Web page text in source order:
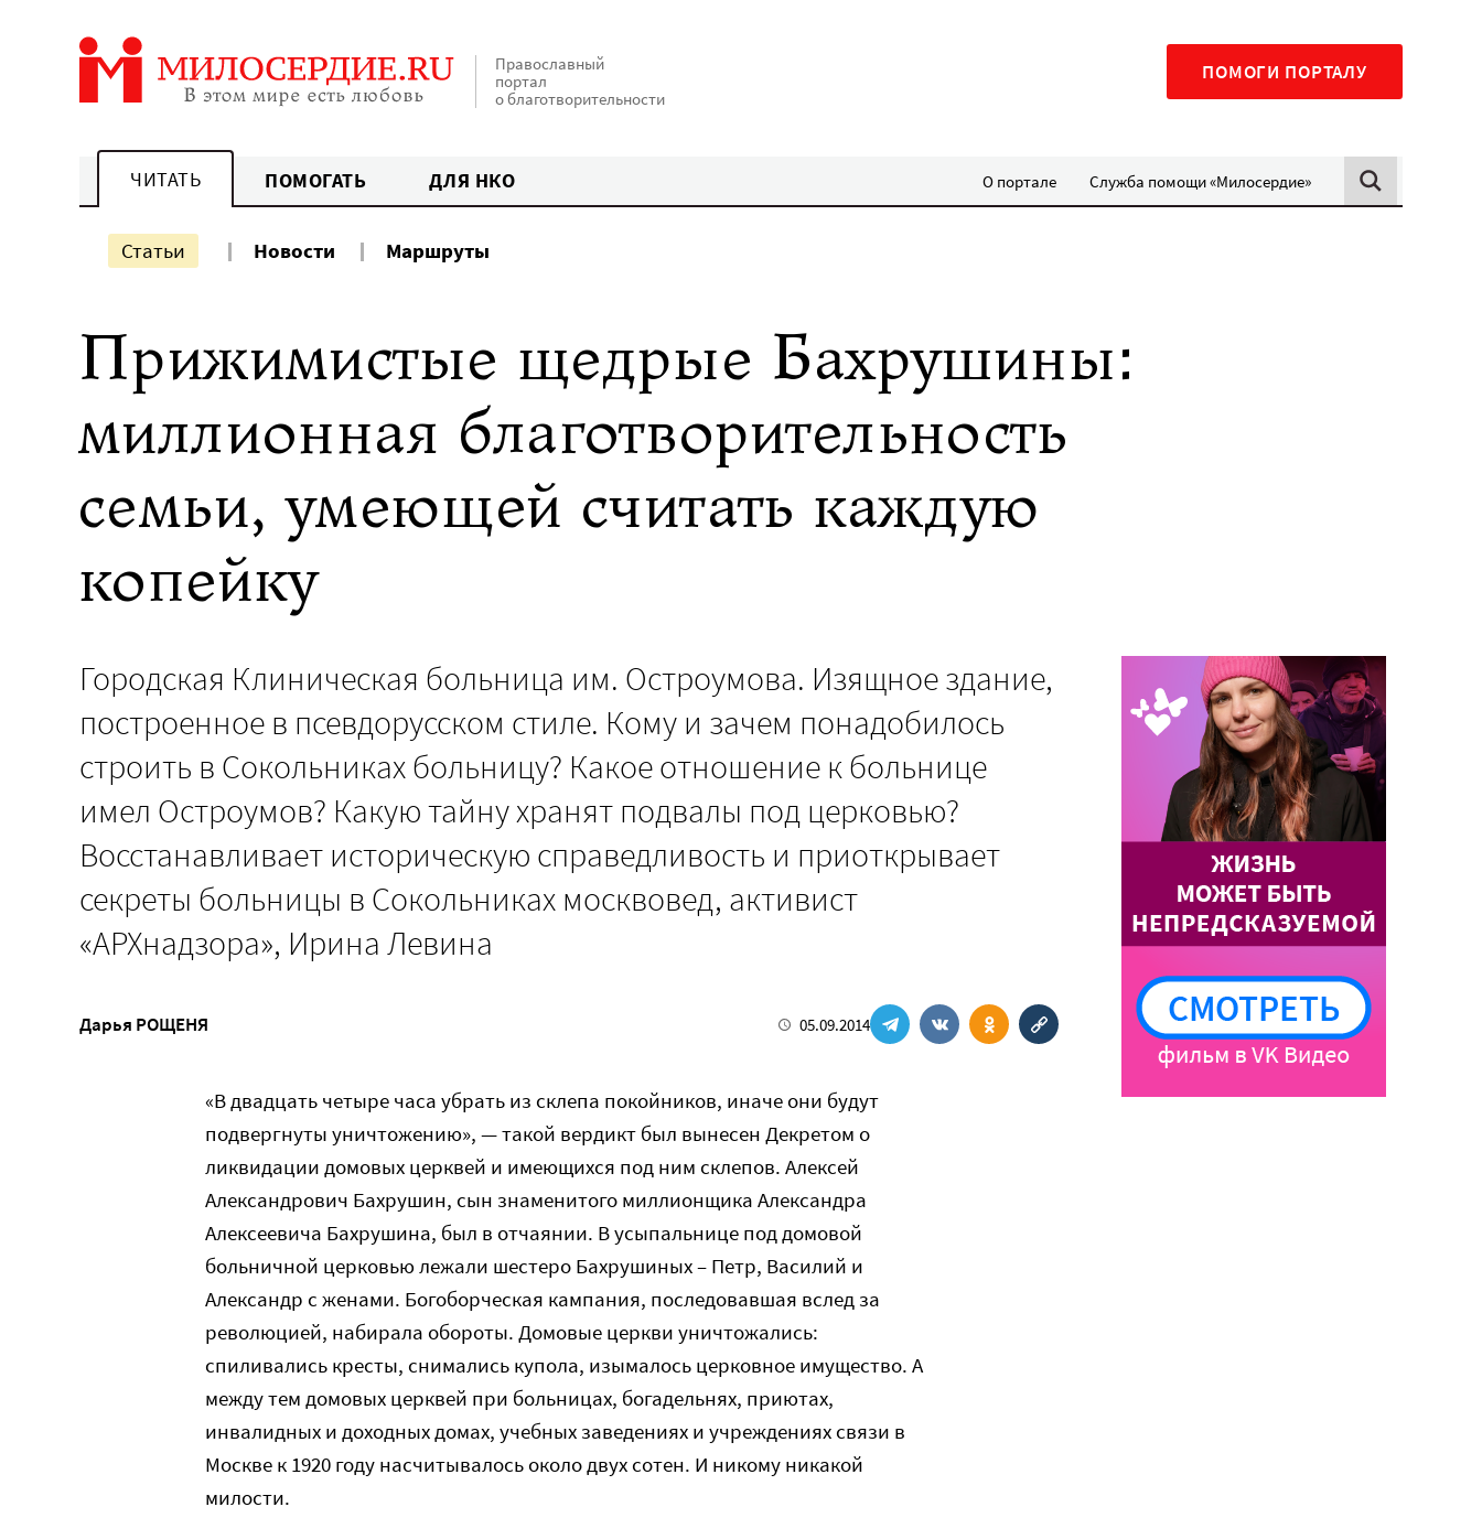
Православный
портал
о благотворительности
ПОМОГИ ПОРТАЛУ
ЧИТАТЬ ПОМОГАТЬ ДЛЯ НКО О портале Служба помощи «Милосердие»
Статьи Новости Маршруты
Прижимистые щедрые Бахрушины:
миллионная благотворительность
семьи, умеющей считать каждую
копейку
Городская Клиническая больница им. Остроумова. Изящное здание,
построенное в псевдорусском стиле. Кому и зачем понадобилось
строить в Сокольниках больницу? Какое отношение к больнице
имел Остроумов? Какую тайну хранят подвалы под церковью?
Восстанавливает историческую справедливость и приоткрывает
секреты больницы в Сокольниках москвовед, активист
«АРХнадзора», Ирина Левина
Дарья РОЩЕНЯ 05.09.2014
«В двадцать четыре часа убрать из склепа покойников, иначе они будут
подвергнуты уничтожению», — такой вердикт был вынесен Декретом о
ликвидации домовых церквей и имеющихся под ним склепов. Алексей
Александрович Бахрушин, сын знаменитого миллионщика Александра
Алексеевича Бахрушина, был в отчаянии. В усыпальнице под домовой
больничной церковью лежали шестеро Бахрушиных – Петр, Василий и
Александр с женами. Богоборческая кампания, последовавшая вслед за
революцией, набирала обороты. Домовые церкви уничтожались:
спиливались кресты, снимались купола, изымалось церковное имущество. А
между тем домовых церквей при больницах, богадельнях, приютах,
инвалидных и доходных домах, учебных заведениях и учреждениях связи в
Москве к 1920 году насчитывалось около двух сотен. И никому никакой
милости.